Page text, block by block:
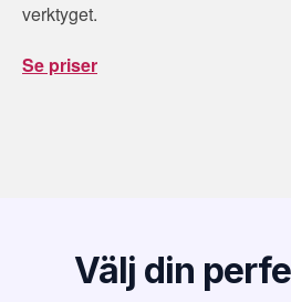
verktyget.
Se priser
Välj din